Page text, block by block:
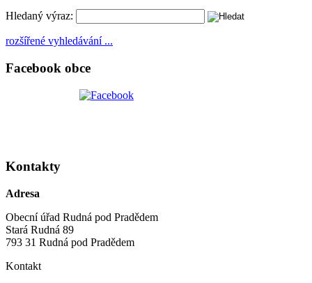
Hledaný výraz:
rozšířené vyhledávání ...
Facebook obce
Kontakty
Adresa
Obecní úřad Rudná pod Pradědem
Stará Rudná 89
793 31 Rudná pod Pradědem
Kontakt